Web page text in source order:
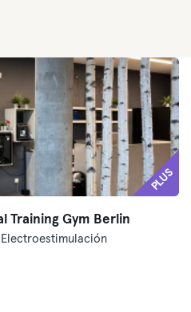
PLUS
Training Gym Berlin